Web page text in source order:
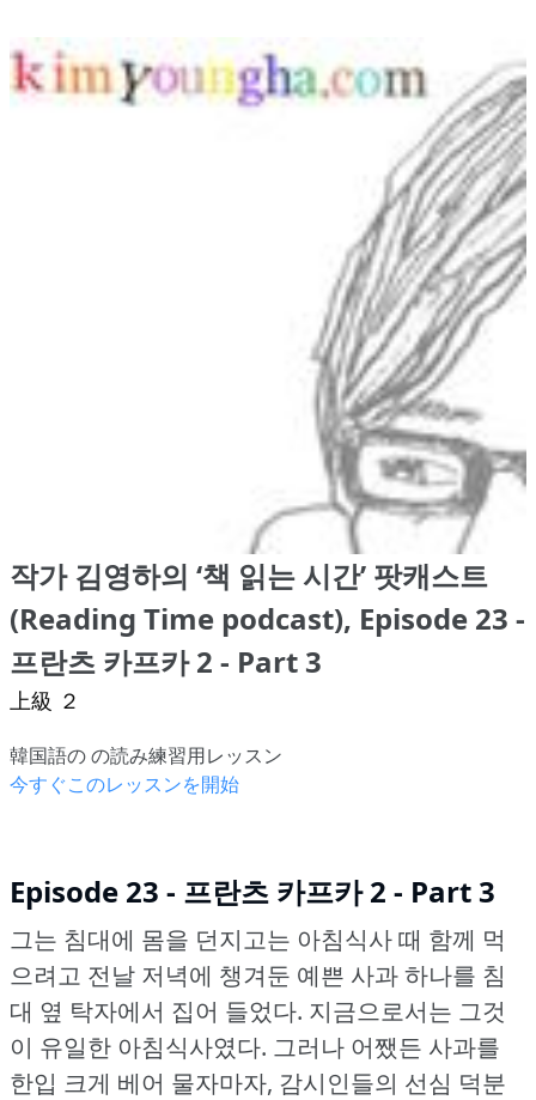
작가 김영하의 ‘책 읽는 시간’ 팟캐스트
(Reading Time podcast), Episode 23 -
프란츠 카프카 2 - Part 3
上級 ２
韓国語の の読み練習用レッスン
今すぐこのレッスンを開始
Episode 23 - 프란츠 카프카 2 - Part 3
그는 침대에 몸을 던지고는 아침식사 때 함께 먹
으려고 전날 저녁에 챙겨둔 예쁜 사과 하나를 침
대 옆 탁자에서 집어 들었다. 지금으로서는 그것
이 유일한 아침식사였다. 그러나 어쨌든 사과를
한입 크게 베어 물자마자, 감시인들의 선심 덕분